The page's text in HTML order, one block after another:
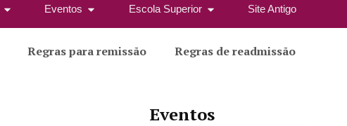
Eventos Escola Superior Site Antigo
Regras para remissão Regras de readmissão
Eventos